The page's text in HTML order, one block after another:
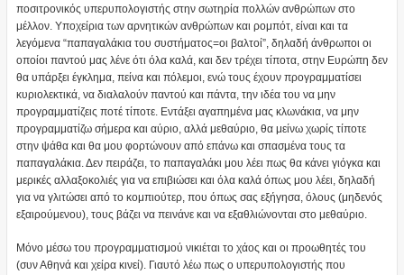
ποσιτρονικός υπερυπολογιστής στην σωτηρία πολλών ανθρώπων στο
μέλλον. Υποχείρια των αρνητικών ανθρώπων και ρομπότ, είναι και τα
λεγόμενα “παπαγαλάκια του συστήματος=οι βαλτοί”, δηλαδή άνθρωποι οι
οποίοι παντού μας λένε ότι όλα καλά, και δεν τρέχει τίποτα, στην Ευρώπη δεν
θα υπάρξει έγκλημα, πείνα και πόλεμοι, ενώ τους έχουν προγραμματίσει
κυριολεκτικά, να διαλαλούν παντού και πάντα, την ιδέα του να μην
προγραμματίζεις ποτέ τίποτε. Εντάξει αγαπημένα μας κλωνάκια, να μην
προγραμματίζω σήμερα και αύριο, αλλά μεθαύριο, θα μείνω χωρίς τίποτε
στην ψάθα και θα μου φορτώνουν από επάνω και σπασμένα τους τα
παπαγαλάκια. Δεν πειράζει, το παπαγαλάκι μου λέει πως θα κάνει γιόγκα και
μερικές αλλαξοκολιές για να επιβιώσει και όλα καλά όπως μου λέει, δηλαδή
για να γλιτώσει από το κομπιούτερ, που όπως σας εξήγησα, όλους (μηδενός
εξαιρούμενου), τους βάζει να πεινάνε και να εξαθλιώνονται στο μεθαύριο.
Μόνο μέσω του προγραμματισμού νικιέται το χάος και οι προωθητές του
(συν Αθηνά και χείρα κινεί). Γιαυτό λέω πως ο υπερυπολογιστής που